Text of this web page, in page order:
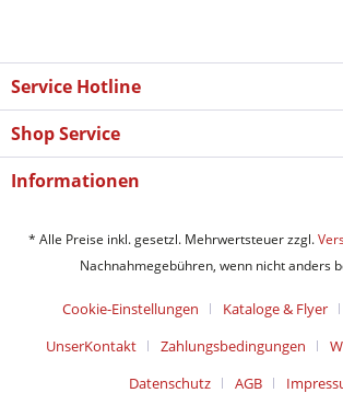
Service Hotline
Shop Service
Informationen
* Alle Preise inkl. gesetzl. Mehrwertsteuer zzgl.
Nachnahmegebühren, wenn nicht anders
Cookie-Einstellungen Kataloge & Flyer
UnserKontakt
Zahlungsbedingungen
Datenschutz
AGB